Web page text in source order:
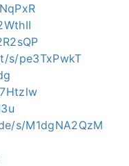
s/pe3TxPwkT
s/M1dgNA2QzM